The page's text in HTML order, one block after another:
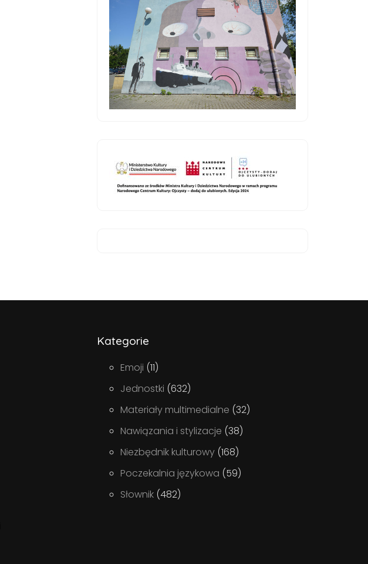
Kategorie
Emoji (11)
Jednostki (632)
Materiały multimedialne (32)
Nawiązania i stylizacje (38)
Niezbędnik kulturowy (168)
Poczekalnia językowa (59)
Słownik (482)